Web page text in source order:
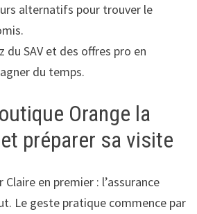
alternatifs pour trouver le
SAV et des offres pro en
du temps.
Orange la
préparer sa visite
en premier : l’assurance
Le geste pratique commence par